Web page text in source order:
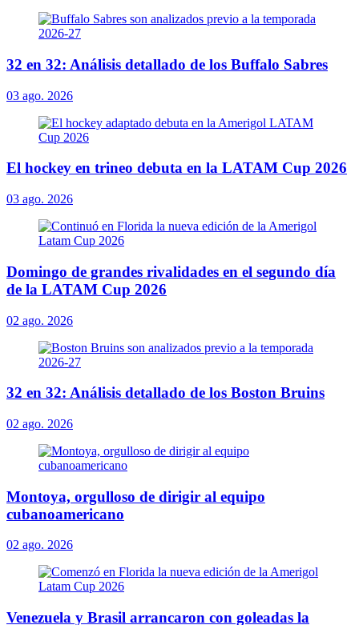
32 en 32: Análisis detallado de los Buffalo Sabres
03 ago. 2026
El hockey en trineo debuta en la LATAM Cup 2026
03 ago. 2026
Domingo de grandes rivalidades en el segundo día
de la LATAM Cup 2026
02 ago. 2026
32 en 32: Análisis detallado de los Boston Bruins
02 ago. 2026
Montoya, orgulloso de dirigir al equipo
cubanoamericano
02 ago. 2026
Venezuela y Brasil arrancaron con goleadas la